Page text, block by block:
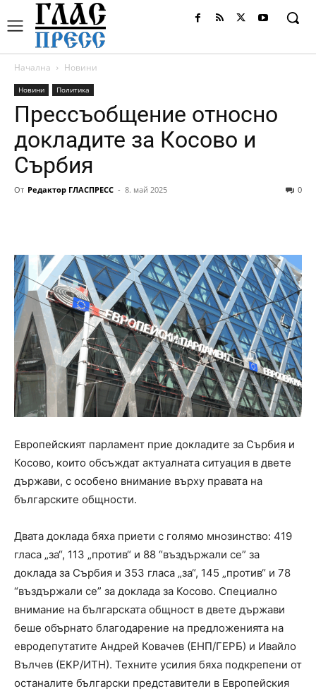
Начална Новини
Новини Политика
Прессъобщение относно
докладите за Косово и
Сърбия
От Редактор ГЛАСПРЕСС - 8. май 2025 0
Европейският парламент прие докладите за Сърбия и
Косово, които обсъждат актуалната ситуация в двете
държави, с особено внимание върху правата на
българските общности.
Двата доклада бяха приети с голямо мнозинство: 419
гласа „за“, 113 „против“ и 88 “въздържали се” за
доклада за Сърбия и 353 гласа „за“, 145 „против“ и 78
“въздържали се” за доклада за Косово. Специално
внимание на българската общност в двете държави
беше обърнато благодарение на предложенията на
евродепутатите Андрей Ковачев (ЕНП/ГЕРБ) и Ивайло
Вълчев (ЕКР/ИТН). Техните усилия бяха подкрепени от
останалите български представители в Европейския